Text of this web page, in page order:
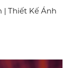
| Thiết Kế Ánh